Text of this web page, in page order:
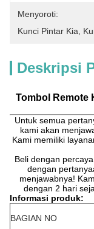
Menyoroti:
Kunci Pintar Kia
Deskripsi
Tombol Remote
Untuk semua
kami akan
Kami memiliki
Beli dengan
dengan
menjawabnya!
dengan 2 hari
Informasi produk:
BAGIAN NO